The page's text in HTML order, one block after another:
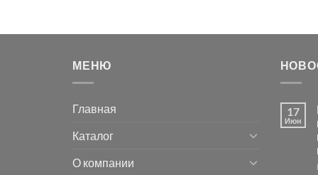
МЕНЮ
Главная
Каталог
О компании
17
Июн